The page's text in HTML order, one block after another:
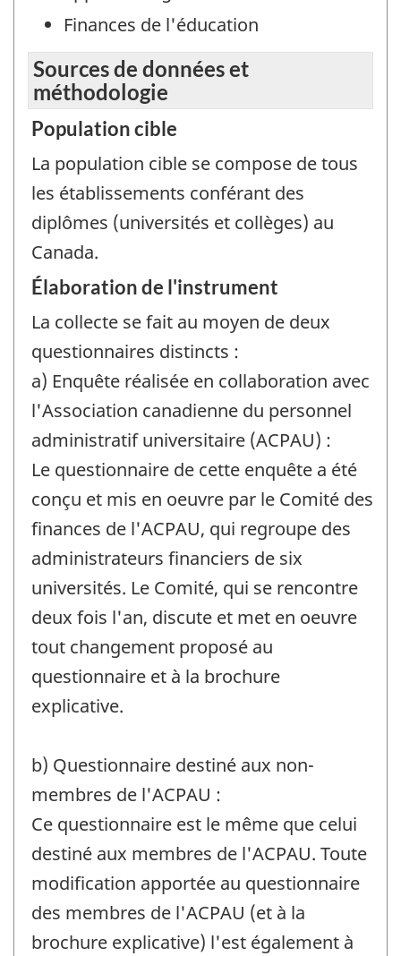
Finances de l'éducation
Sources de données et
méthodologie
Population cible
La population cible se compose de tous
les établissements conférant des
diplômes (universités et collèges) au
Canada.
Élaboration de l'instrument
La collecte se fait au moyen de deux
questionnaires distincts :
a) Enquête réalisée en collaboration avec
l'Association canadienne du personnel
administratif universitaire (ACPAU) :
Le questionnaire de cette enquête a été
conçu et mis en oeuvre par le Comité des
finances de l'ACPAU, qui regroupe des
administrateurs financiers de six
universités. Le Comité, qui se rencontre
deux fois l'an, discute et met en oeuvre
tout changement proposé au
questionnaire et à la brochure
explicative.
b) Questionnaire destiné aux non-
membres de l'ACPAU :
Ce questionnaire est le même que celui
destiné aux membres de l'ACPAU. Toute
modification apportée au questionnaire
des membres de l'ACPAU (et à la
brochure explicative) l'est également à